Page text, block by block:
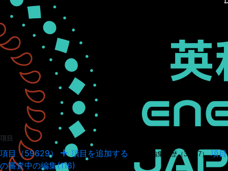
項目
項目（59629） 項目を追加する 項目の編集履歴（34947） 項目
の審査中の編集(116)